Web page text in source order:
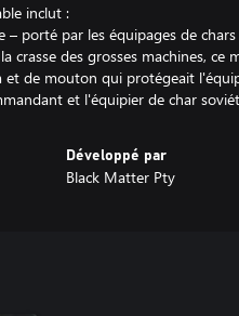
inclut :
– porté par les équipages de
crasse des grosses machines,
et de mouton qui protégeait
et l'équipier de char
Développé par
Black Matter Pty